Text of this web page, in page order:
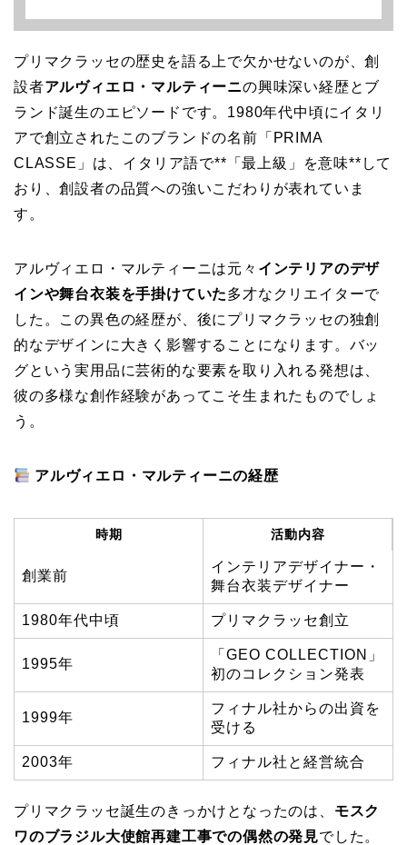
プリマクラッセの歴史を語る上で欠かせないのが、創
設者アルヴィエロ・マルティーニの興味深い経歴とブ
ランド誕生のエピソードです。1980年代中頃にイタリ
アで創立されたこのブランドの名前「PRIMA
CLASSE」は、イタリア語で**「最上級」を意味**して
おり、創設者の品質への強いこだわりが表れていま
す。
アルヴィエロ・マルティーニは元々 インテリアのデザ
インや舞台衣装を手掛けていた多才なクリエイターで
した。この異色の経歴が、後にプリマクラッセの独創
的なデザインに大きく影響することになります。バッ
グという実用品に芸術的な要素を取り入れる発想は、
彼の多様な創作経験があってこそ生まれたものでしょ
う。
アルヴィエロ・マルティーニの経歴
時期 活動内容
創業前
インテリアデザイナー・
舞台衣装デザイナー
1980年代中頃 プリマクラッセ創立
1995年
「GEO COLLECTION」
初のコレクション発表
1999年
フィナル社からの出資を
受ける
2003年 フィナル社と経営統合
プリマクラッセ誕生のきっかけとなったのは、 モスク
ワのブラジル大使館再建工事での偶然の発見でした。